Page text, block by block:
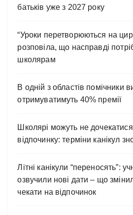
батьків уже з 2027 року
“Уроки перетворюються на
розповіла, що насправді
школярам
В одній з областів помічники
отримуватимуть 40% премії
Школярі можуть не дочекатися
відпочинку: терміни канікул
Літні канікули “переносять”:
озвучили нові дати – що
чекати на відпочинок